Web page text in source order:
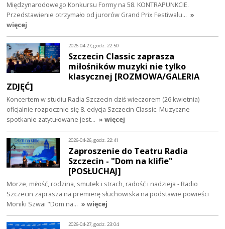
Międzynarodowego Konkursu Formy na 58. KONTRAPUNKCIE.
Przedstawienie otrzymało od jurorów Grand Prix Festiwalu… »
więcej
2026-04-27, godz. 22:50
Szczecin Classic zaprasza
miłośników muzyki nie tylko
klasycznej [ROZMOWA/GALERIA
ZDJĘĆ]
Koncertem w studiu Radia Szczecin dziś wieczorem (26 kwietnia)
oficjalnie rozpocznie się 8. edycja Szczecin Classic. Muzyczne
spotkanie zatytułowane jest… » więcej
2026-04-26, godz. 22:41
Zaproszenie do Teatru Radia
Szczecin - "Dom na klifie"
[POSŁUCHAJ]
Morze, miłość, rodzina, smutek i strach, radość i nadzieja - Radio
Szczecin zaprasza na premierę słuchowiska na podstawie powieści
Moniki Szwai "Dom na… » więcej
2026-04-27, godz. 23:04